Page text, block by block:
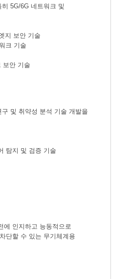
5G/6G 네트워크 및
지 보안 기술
크 기술
보안 기술
및 취약성 분석 기술 개발을
탐지 및 검증 기술
에 인지하고 능동적으로
단할 수 있는 무기체계용